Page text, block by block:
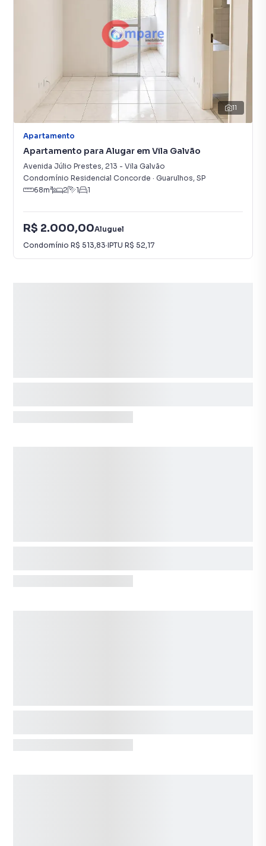
11
Apartamento
Apartamento para Alugar em Vila Galvão
Avenida Júlio Prestes, 213 - Vila Galvão
Condomínio Residencial Concorde · Guarulhos, SP
68m² 2 1 1
R$ 2.000,00Aluguel
Condomínio R$ 513,83·IPTU R$ 52,17